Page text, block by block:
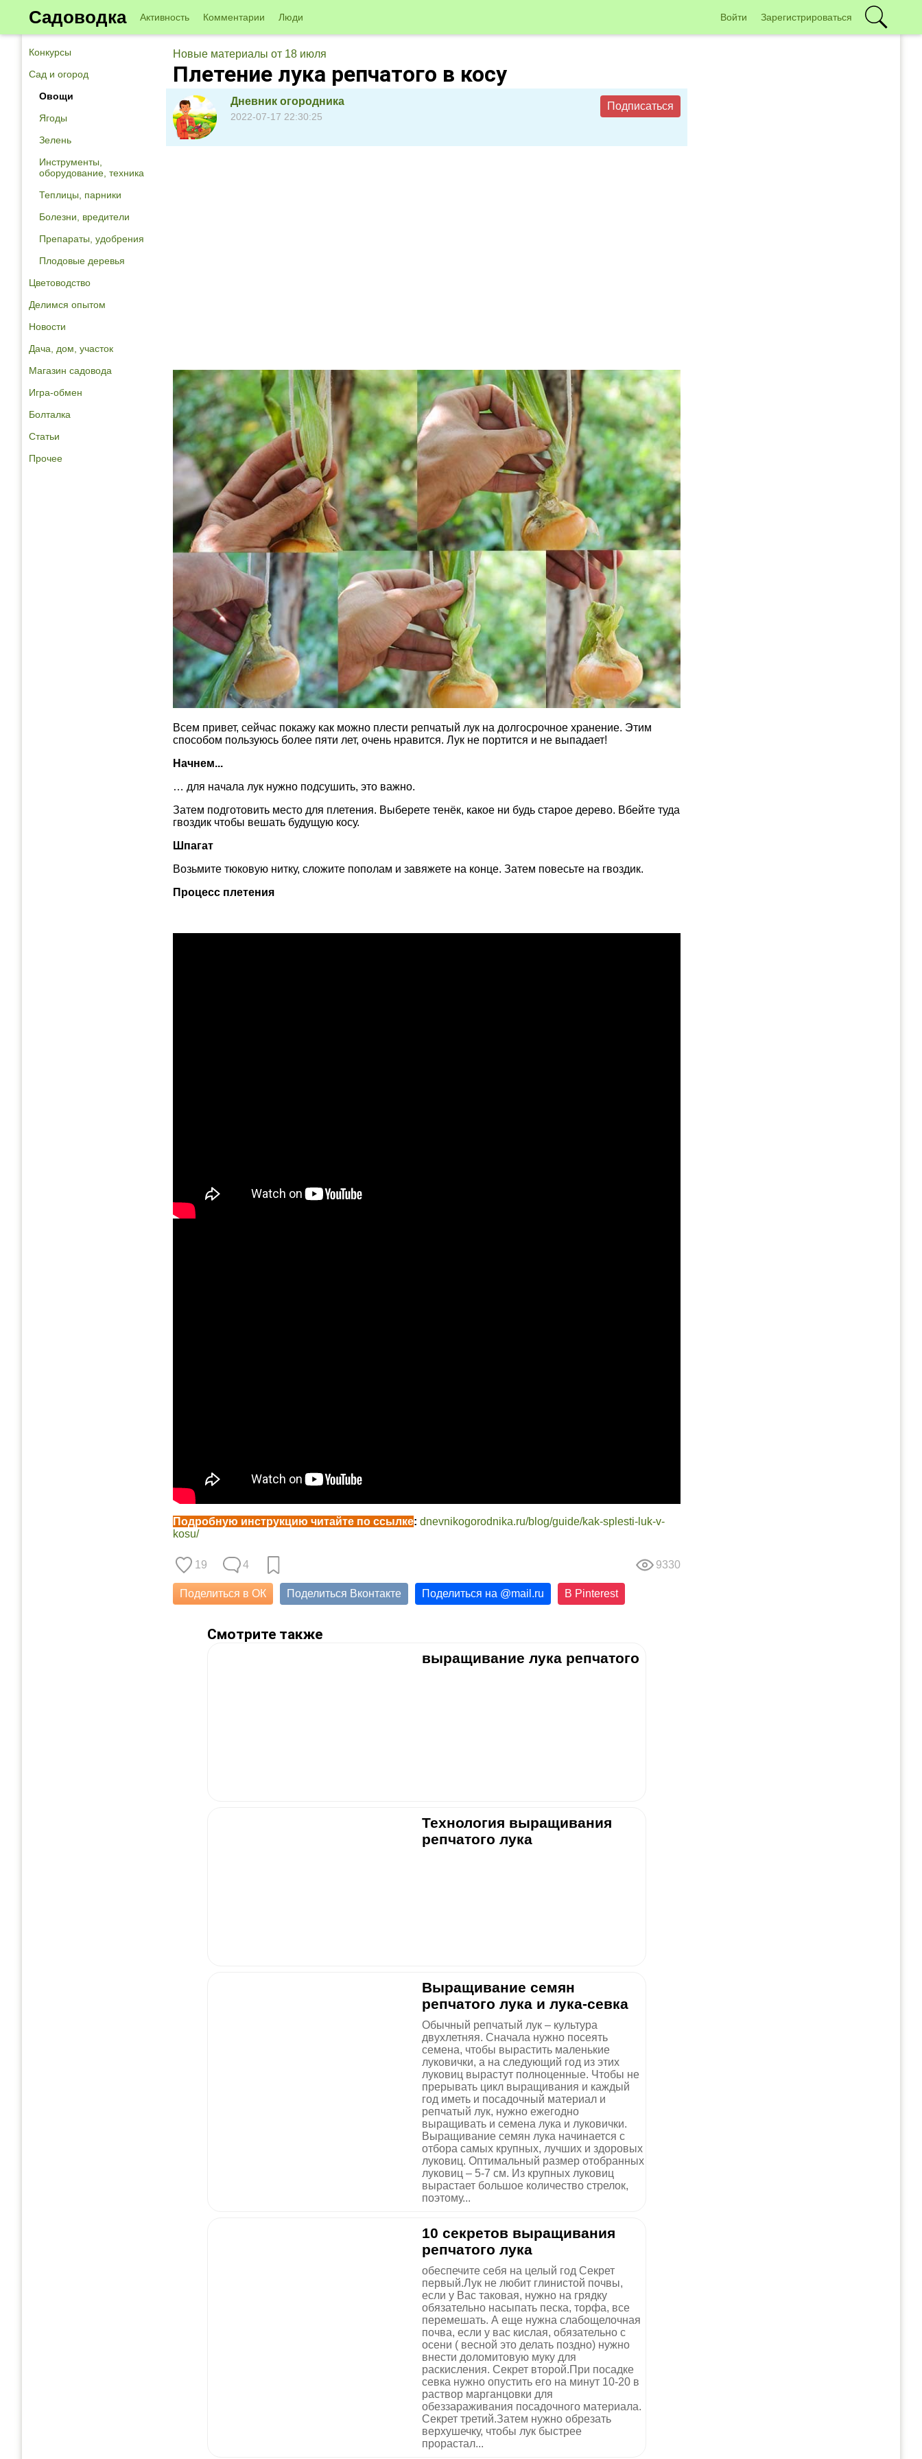
Садоводка Активность Комментарии Люди Войти Зарегистрироваться
Конкурсы
Сад и огород
Овощи
Ягоды
Зелень
Инструменты,
оборудование, техника
Теплицы, парники
Болезни, вредители
Препараты, удобрения
Плодовые деревья
Цветоводство
Делимся опытом
Новости
Дача, дом, участок
Магазин садовода
Игра-обмен
Болталка
Статьи
Прочее
Новые материалы от 18 июля
Плетение лука репчатого в косу
Дневник огородника
2022-07-17 22:30:25
Подписаться
Всем привет, сейчас покажу как можно плести репчатый лук на долгосрочное хранение. Этим
способом пользуюсь более пяти лет, очень нравится. Лук не портится и не выпадает!
Начнем...
… для начала лук нужно подсушить, это важно.
Затем подготовить место для плетения. Выберете тенёк, какое ни будь старое дерево. Вбейте туда
гвоздик чтобы вешать будущую косу.
Шпагат
Возьмите тюковую нитку, сложите пополам и завяжете на конце. Затем повесьте на гвоздик.
Процесс плетения
Подробную инструкцию читайте по ссылке: dnevnikogorodnika.ru/blog/guide/kak-splesti-luk-v-
kosu/
19 4 9330
Поделиться в ОК Поделиться Вконтакте Поделиться на @mail.ru В Pinterest
Смотрите также
выращивание лука репчатого
Технология выращивания
репчатого лука
Выращивание семян
репчатого лука и лука-севка
Обычный репчатый лук – культура
двухлетняя. Сначала нужно посеять
семена, чтобы вырастить маленькие
луковички, а на следующий год из этих
луковиц вырастут полноценные. Чтобы не
прерывать цикл выращивания и каждый
год иметь и посадочный материал и
репчатый лук, нужно ежегодно
выращивать и семена лука и луковички.
Выращивание семян лука начинается с
отбора самых крупных, лучших и здоровых
луковиц. Оптимальный размер отобранных
луковиц – 5-7 см. Из крупных луковиц
вырастает большое количество стрелок,
поэтому...
10 секретов выращивания
репчатого лука
обеспечите себя на целый год Секрет
первый.Лук не любит глинистой почвы,
если у Вас таковая, нужно на грядку
обязательно насыпать песка, торфа, все
перемешать. А еще нужна слабощелочная
почва, если у вас кислая, обязательно с
осени ( весной это делать поздно) нужно
внести доломитовую муку для
раскисления. Секрет второй.При посадке
севка нужно опустить его на минут 10-20 в
раствор марганцовки для
обеззараживания посадочного материала.
Секрет третий.Затем нужно обрезать
верхушечку, чтобы лук быстрее
прорастал...